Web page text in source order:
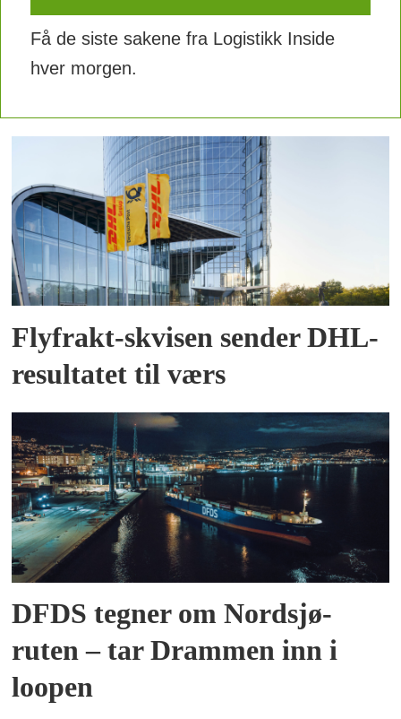
Få de siste sakene fra Logistikk Inside
hver morgen.
Flyfrakt-skvisen sender DHL-
resultatet til værs
DFDS tegner om Nordsjø-
ruten – tar Drammen inn i
loopen